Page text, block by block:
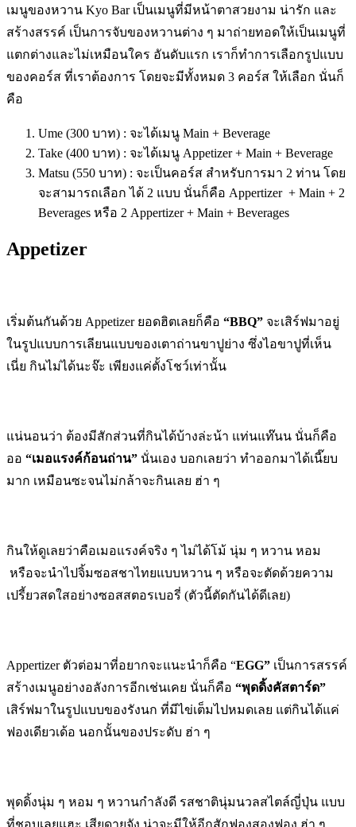
เมนูของหวาน Kyo Bar เป็นเมนูที่มีหน้าตาสวยงาม น่ารัก และ
สร้างสรรค์ เป็นการจับของหวานต่าง ๆ มาถ่ายทอดให้เป็นเมนูที่
แตกต่างและไม่เหมือนใคร อันดับแรก เราก็ทำการเลือกรูปแบบ
ของคอร์ส ที่เราต้องการ โดยจะมีทั้งหมด 3 คอร์ส ให้เลือก นั่นก็
คือ
Ume (300 บาท) : จะได้เมนู Main + Beverage
Take (400 บาท) : จะได้เมนู Appetizer + Main + Beverage
Matsu (550 บาท) : จะเป็นคอร์ส สำหรับการมา 2 ท่าน โดย
จะสามารถเลือก ได้ 2 แบบ นั่นก็คือ Appertizer + Main + 2
Beverages หรือ 2 Appertizer + Main + Beverages
Appetizer
เริ่มต้นกันด้วย Appetizer ยอดฮิตเลยก็คือ “BBQ” จะเสิร์ฟมาอยู่
ในรูปแบบการเลียนแบบของเตาถ่านขาปูย่าง ซึ่งไอขาปูที่เห็น
เนี่ย กินไม่ได้นะจ๊ะ เพียงแค่ตั้งโชว์เท่านั้น
แน่นอนว่า ต้องมีสักส่วนที่กินได้บ้างล่ะน้า แท่นแท๊นน นั่นก็คือ
ออ “เมอแรงค์ก้อนถ่าน” นั่นเอง บอกเลยว่า ทำออกมาได้เนี๊ยบ
มาก เหมือนซะจนไม่กล้าจะกินเลย ฮ่า ๆ
กินให้ดูเลยว่าคือเมอแรงค์จริง ๆ ไม่ได้โม้ นุ่ม ๆ หวาน หอม
หรือจะนำไปจิ้มซอสชาไทยแบบหวาน ๆ หรือจะตัดด้วยความ
เปรี้ยวสดใสอย่างซอสสตอรเบอรี่ (ตัวนี้ตัดกันได้ดีเลย)
Appertizer ตัวต่อมาที่อยากจะแนะนำก็คือ “EGG” เป็นการสรรค์
สร้างเมนูอย่างอลังการอีกเช่นเคย นั่นก็คือ “พุดดิ้งคัสตาร์ด”
เสิร์ฟมาในรูปแบบของรังนก ที่มีไข่เต็มไปหมดเลย แต่กินได้แค่
ฟองเดียวเด้อ นอกนั้นของประดับ ฮ่า ๆ
พุดดิ้งนุ่ม ๆ หอม ๆ หวานกำลังดี รสชาตินุ่มนวลสไตล์ญี่ปุ่น แบบ
ที่ชอบเลยแฮะ เสียดายจัง น่าจะมีให้อีกสักฟองสองฟอง ฮ่า ๆ